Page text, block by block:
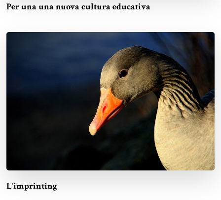
Per una una nuova cultura educativa
L’imprinting